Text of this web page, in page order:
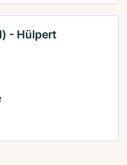
- Hülpert